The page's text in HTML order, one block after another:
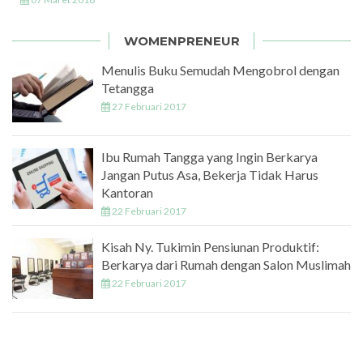
WOMENPRENEUR
Menulis Buku Semudah Mengobrol dengan
Tetangga
27 Februari 2017
Ibu Rumah Tangga yang Ingin Berkarya
Jangan Putus Asa, Bekerja Tidak Harus
Kantoran
22 Februari 2017
Kisah Ny. Tukimin Pensiunan Produktif:
Berkarya dari Rumah dengan Salon Muslimah
22 Februari 2017